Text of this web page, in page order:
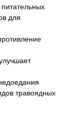
для
травоядных